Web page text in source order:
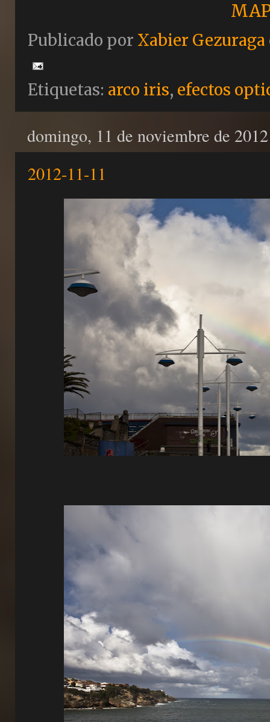
Publicado por Xabier Gezuraga
Etiquetas: arco iris, efectos
domingo, 11 de noviembre de 2012
2012-11-11